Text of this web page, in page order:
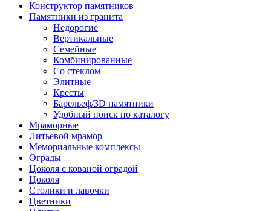
Конструктор памятников
Памятники из гранита
Недорогие
Вертикальные
Семейные
Комбинированные
Со стеклом
Элитные
Кресты
Барельеф/3D памятники
Удобный поиск по каталогу
Мраморные
Литьевой мрамор
Мемориальные комплексы
Ограды
Цоколя с кованой оградой
Цоколя
Столики и лавочки
Цветники